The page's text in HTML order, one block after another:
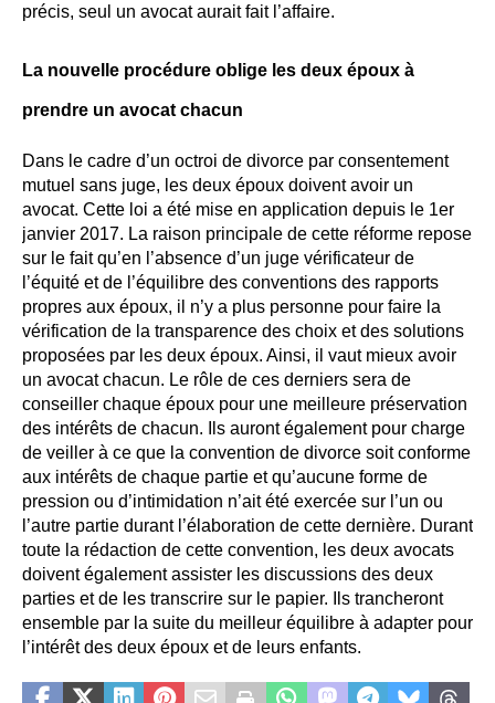
précis, seul un avocat aurait fait l’affaire.
La nouvelle procédure oblige les deux époux à
prendre un avocat chacun
Dans le cadre d’un octroi de divorce par consentement
mutuel sans juge, les deux époux doivent avoir un
avocat. Cette loi a été mise en application depuis le 1er
janvier 2017. La raison principale de cette réforme repose
sur le fait qu’en l’absence d’un juge vérificateur de
l’équité et de l’équilibre des conventions des rapports
propres aux époux, il n’y a plus personne pour faire la
vérification de la transparence des choix et des solutions
proposées par les deux époux. Ainsi, il vaut mieux avoir
un avocat chacun. Le rôle de ces derniers sera de
conseiller chaque époux pour une meilleure préservation
des intérêts de chacun. Ils auront également pour charge
de veiller à ce que la convention de divorce soit conforme
aux intérêts de chaque partie et qu’aucune forme de
pression ou d’intimidation n’ait été exercée sur l’un ou
l’autre partie durant l’élaboration de cette dernière. Durant
toute la rédaction de cette convention, les deux avocats
doivent également assister les discussions des deux
parties et de les transcrire sur le papier. Ils trancheront
ensemble par la suite du meilleur équilibre à adapter pour
l’intérêt des deux époux et de leurs enfants.